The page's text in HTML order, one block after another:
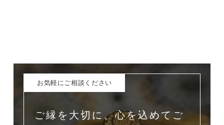
お気軽にご相談ください
ご縁を大切に、心を込めてご